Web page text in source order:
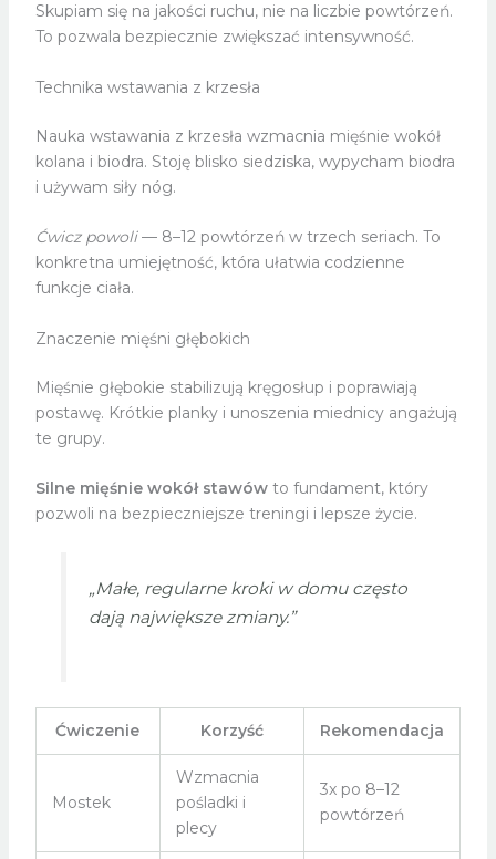
Skupiam się na jakości ruchu, nie na liczbie powtórzeń.
To pozwala bezpiecznie zwiększać intensywność.
Technika wstawania z krzesła
Nauka wstawania z krzesła wzmacnia mięśnie wokół
kolana i biodra. Stoję blisko siedziska, wypycham biodra
i używam siły nóg.
Ćwicz powoli— 8–12 powtórzeń w trzech seriach. To
konkretna umiejętność, która ułatwia codzienne
funkcje ciała.
Znaczenie mięśni głębokich
Mięśnie głębokie stabilizują kręgosłup i poprawiają
postawę. Krótkie planky i unoszenia miednicy angażują
te grupy.
Silne mięśnie wokół stawówto fundament, który
pozwoli na bezpieczniejsze treningi i lepsze życie.
„Małe, regularne kroki w domu często
dają największe zmiany.”
Ćwiczenie Korzyść Rekomendacja
Mostek
Wzmacnia
pośladki i
plecy
3x po 8–12
powtórzeń